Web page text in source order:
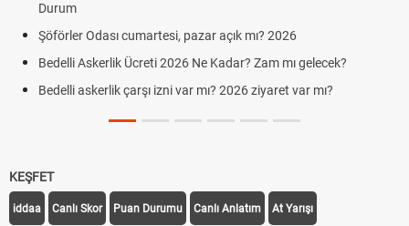
Durum
Şöförler Odası cumartesi, pazar açık mı? 2026
Bedelli Askerlik Ücreti 2026 Ne Kadar? Zam mı gelecek?
Bedelli askerlik çarşı izni var mı? 2026 ziyaret var mı?
KEŞFET
iddaa Canlı Skor Puan Durumu Canlı Anlatım At Yarışı